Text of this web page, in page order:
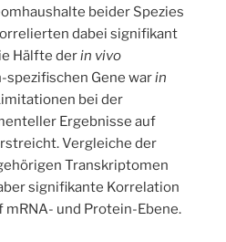
beider Spezies
dabei signifikant
Hälfte derin vivo
spezifischen Gene warin
bei der
Ergebnisse auf
Vergleiche der
Transkriptomen
signifikante Korrelation
und Protein-Ebene.